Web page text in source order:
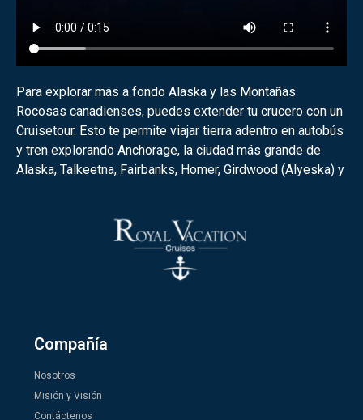
Para explorar más a fondo Alaska y las Montañas
Rocosas canadienses, puedes extender tu crucero con un
Cruisetour. Esto te permite viajar tierra adentro en autobús
y tren explorando Anchorage, la ciudad más grande de
Alaska, Talkeetna, Fairbanks, Homer, Girdwood (Alyeska) y
incluyen los mejores alojamientos en hoteles, un director
de gira local dedicado a Alaska/Canadá, transporte de lujo
Compañía
Nosotros
Misión y Visión
Contáctenos